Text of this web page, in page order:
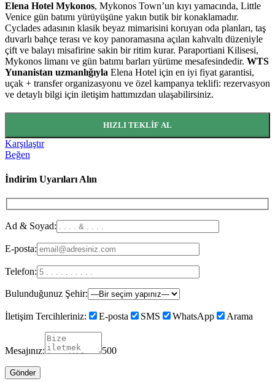
Elena Hotel Mykonos, Mykonos Town’un kıyı yamacında, Little
Venice gün batımı yürüyüşüne yakın butik bir konaklamadır.
Cyclades adasının klasik beyaz mimarisini koruyan oda planları, taş
duvarlı bahçe terası ve koy panoramasına açılan kahvaltı düzeniyle
çift ve balayı misafirine sakin bir ritim kurar. Paraportiani Kilisesi,
Mykonos limanı ve gün batımı barları yürüme mesafesindedir. WTS
Yunanistan uzmanlığıyla Elena Hotel için en iyi fiyat garantisi,
uçak + transfer organizasyonu ve özel kampanya teklifi: rezervasyon
ve detaylı bilgi için iletişim hattımızdan ulaşabilirsiniz.
HIZLI TEKLIF AL
Karşılaştır
Beğen
İndirim Uyarıları Alın
Ad & Soyad:
E-posta:
Telefon:
Bulunduğunuz Şehir:
İletişim Tercihleriniz: E-posta SMS WhatsApp Arama
Mesajınız: 500